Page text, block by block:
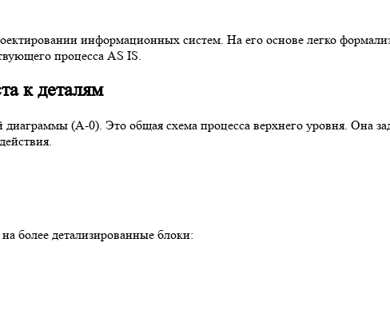
информационных систем. На его основе легко
процесса AS IS.
к деталям
диаграммы (A-0). Это общая схема процесса верхнего уровня. Она
более детализированные блоки: